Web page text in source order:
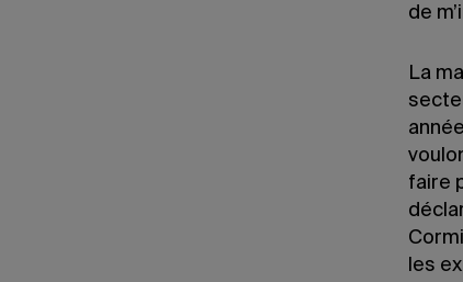
de
La
faire
les